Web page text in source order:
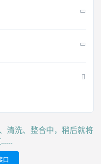
清洗、整合中，稍后就将
口